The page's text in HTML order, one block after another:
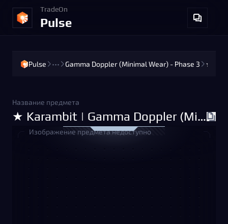
TradeOn
Pulse
Pulse ••• Gamma Doppler (Minimal Wear) - Phase 3
Изображение предмета недоступно
Название предмета
★ Karambit | Gamma Doppler (Minimal Wear) - Phase 3